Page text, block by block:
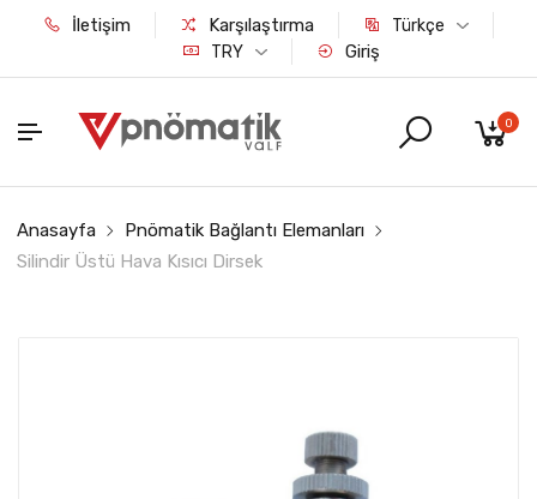
İletişim Karşılaştırma
Türkçe
TRY
Giriş
0
Anasayfa
Pnömatik Bağlantı Elemanları
Silindir Üstü Hava Kısıcı Dirsek